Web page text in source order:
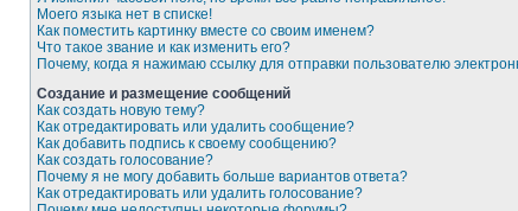
Моего языка нет в списке!
Как поместить картинку вместе со своим именем?
Что такое звание и как изменить его?
Почему, когда я нажимаю ссылку для отправки пользователю
Создание и размещение сообщений
Как создать новую тему?
Как отредактировать или удалить сообщение?
Как добавить подпись к своему сообщению?
Как создать голосование?
Почему я не могу добавить больше вариантов ответа?
Как отредактировать или удалить голосование?